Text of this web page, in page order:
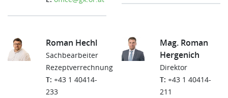
Roman Hechl
Sachbearbeiter
Rezeptverrechnung
T: +43 1 40414-
233
Mag. Roman
Hergenich
Direktor
T: +43 1 40414-
211